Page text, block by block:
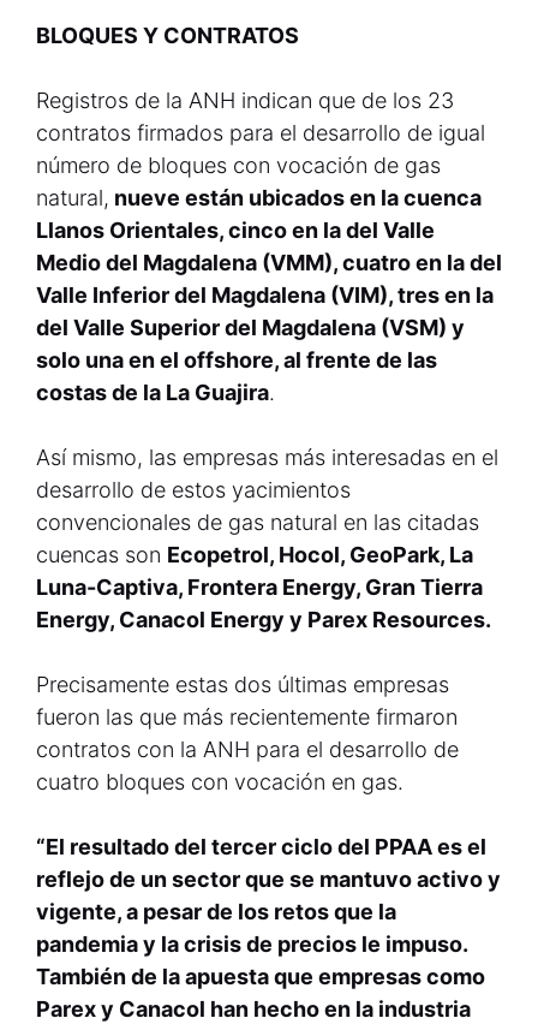
BLOQUES Y CONTRATOS
Registros de la ANH indican que de los 23
contratos firmados para el desarrollo de igual
número de bloques con vocación de gas
natural, nueve están ubicados en la cuenca
Llanos Orientales, cinco en la del Valle
Medio del Magdalena (VMM), cuatro en la del
Valle Inferior del Magdalena (VIM), tres en la
del Valle Superior del Magdalena (VSM) y
solo una en el offshore, al frente de las
costas de la La Guajira.
Así mismo, las empresas más interesadas en el
desarrollo de estos yacimientos
convencionales de gas natural en las citadas
cuencas son Ecopetrol, Hocol, GeoPark, La
Luna-Captiva, Frontera Energy, Gran Tierra
Energy, Canacol Energy y Parex Resources.
Precisamente estas dos últimas empresas
fueron las que más recientemente firmaron
contratos con la ANH para el desarrollo de
cuatro bloques con vocación en gas.
“El resultado del tercer ciclo del PPAA es el
reflejo de un sector que se mantuvo activo y
vigente, a pesar de los retos que la
pandemia y la crisis de precios le impuso.
También de la apuesta que empresas como
Parex y Canacol han hecho en la industria